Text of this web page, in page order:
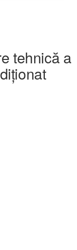
tehnică a